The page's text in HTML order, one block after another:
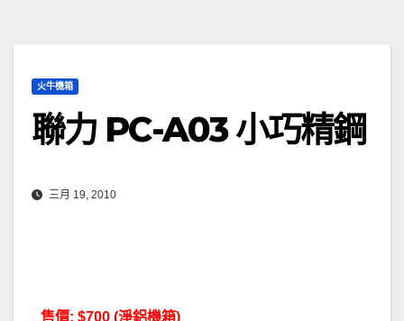
火牛機箱
聯力 PC-A03 小巧精鋼
三月 19, 2010
售價: $700 (淨鋁機箱)